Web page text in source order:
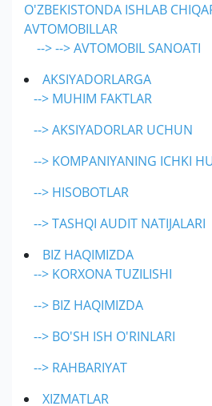
O'ZBEKISTONDA ISHLAB
AVTOMOBILLAR
--> --> AVTOMOBIL SANOATI
AKSIYADORLARGA
--> MUHIM FAKTLAR
--> AKSIYADORLAR UCHUN
--> KOMPANIYANING ICHKI
--> HISOBOTLAR
--> TASHQI AUDIT NATIJALARI
BIZ HAQIMIZDA
--> KORXONA TUZILISHI
--> BIZ HAQIMIZDA
--> BO'SH ISH O'RINLARI
--> RAHBARIYAT
XIZMATLAR